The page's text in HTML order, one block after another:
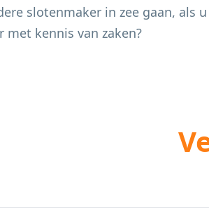
slotenmaker in zee gaan, als
met kennis van zaken?